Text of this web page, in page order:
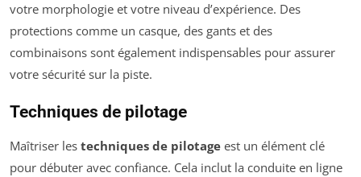
votre morphologie et votre niveau d’expérience. Des
protections comme un casque, des gants et des
combinaisons sont également indispensables pour assurer
votre sécurité sur la piste.
Techniques de pilotage
Maîtriser les techniques de pilotage est un élément clé
pour débuter avec confiance. Cela inclut la conduite en ligne